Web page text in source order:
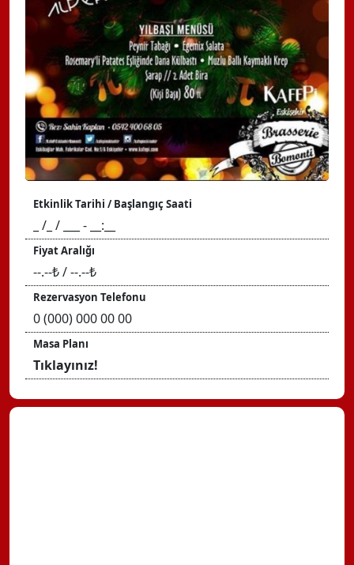
Etkinlik Tarihi / Başlangıç Saati
_ /_ / ___ - __:__
Fiyat Aralığı
--.--₺ / --.--₺
Rezervasyon Telefonu
0 (000) 000 00 00
Masa Planı
Tıklayınız!